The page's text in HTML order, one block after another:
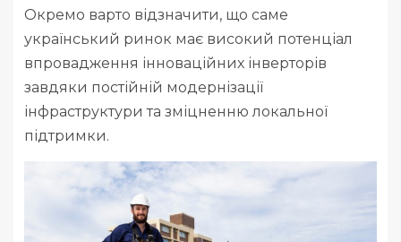
Окремо варто відзначити, що саме
український ринок має високий потенціал
впровадження інноваційних інверторів
завдяки постійній модернізації
інфраструктури та зміцненню локальної
підтримки.